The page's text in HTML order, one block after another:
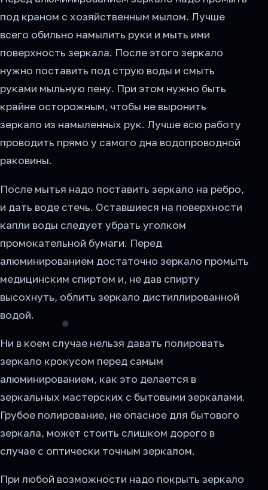
под краном с хозяйственным мылом. Лучше
всего обильно намылить руки и мыть ими
поверхность зеркала. После этого зеркало
нужно поставить под струю воды и смыть
руками мыльную пену. При этом нужно быть
крайне осторожным, чтобы не выронить
зеркало из намыленных рук. Лучше всю работу
проводить прямо у самого дна водопроводной
раковины.
После мытья надо поставить зеркало на ребро,
и дать воде стечь. Оставшиеся на поверхности
капли воды следует убрать уголком
промокательной бумаги. Перед
алюминированием достаточно зеркало промыть
медицинским спиртом и, не дав спирту
высохнуть, облить зеркало дистиллированной
водой.
Ни в коем случае нельзя давать полировать
зеркало крокусом перед самым
алюминированием, как это делается в
зеркальных мастерских с бытовыми зеркалами.
Грубое полирование, не опасное для бытового
зеркала, может стоить слишком дорого в
случае с оптически точным зеркалом.
При любой возможности надо покрыть зеркало